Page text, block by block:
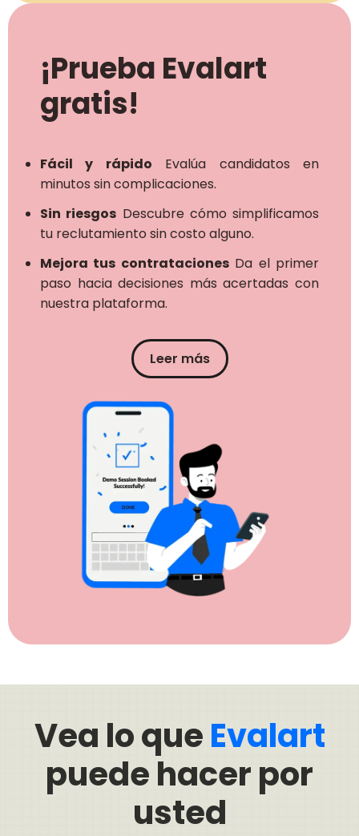
¡Prueba Evalart
gratis!
Fácil y rápido Evalúa candidatos en
minutos sin complicaciones.
Sin riesgos Descubre cómo simplificamos
tu reclutamiento sin costo alguno.
Mejora tus contratacionesDa el primer
paso hacia decisiones más acertadas con
nuestra plataforma.
Leer más
Vea lo queEvalart
puede hacer por
usted